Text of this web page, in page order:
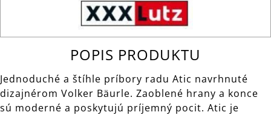
POPIS PRODUKTU
Jednoduché a štíhle príbory radu Atic navrhnuté
dizajnérom Volker Bäurle. Zaoblené hrany a konce
sú moderné a poskytujú príjemný pocit. Atic je